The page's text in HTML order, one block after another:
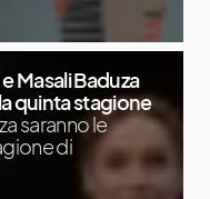
Masali Baduza
quinta stagione
saranno le
di